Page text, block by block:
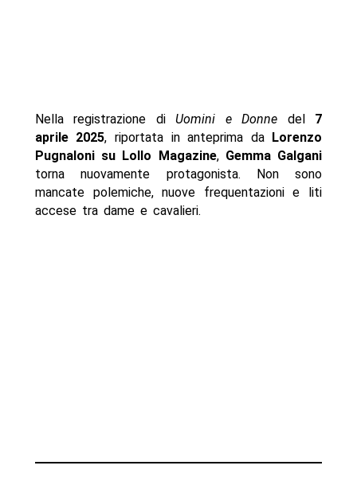
Nella registrazione diUomini e Donne del 7
aprile 2025, riportata in anteprima da Lorenzo
Pugnaloni su Lollo Magazine, Gemma Galgani
torna nuovamente protagonista. Non sono
mancate polemiche, nuove frequentazioni e liti
accese tra dame e cavalieri.